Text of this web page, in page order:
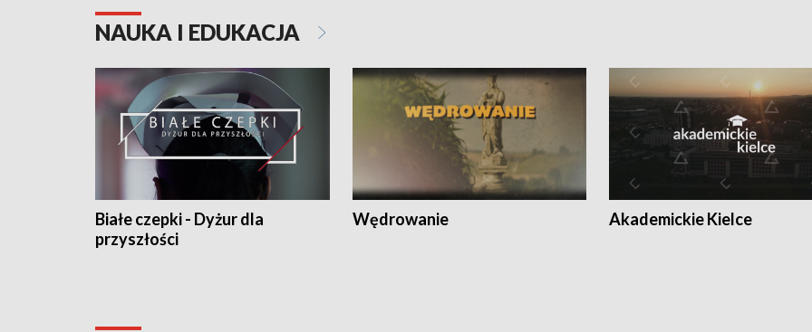
NAUKA I EDUKACJA
Białe czepki - Dyżur dla
przyszłości
Wędrowanie Akademickie Kielce